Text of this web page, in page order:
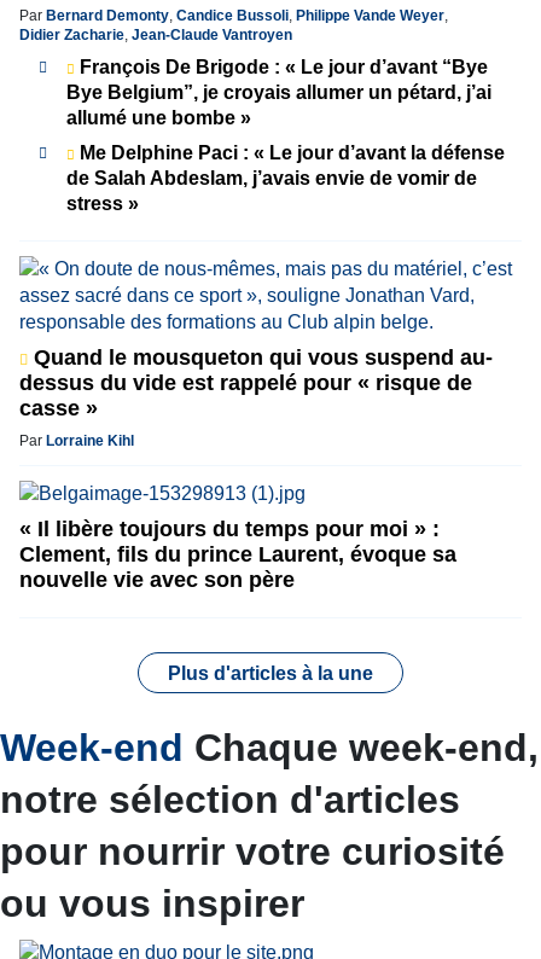
Par Bernard Demonty, Candice Bussoli, Philippe Vande Weyer,
Didier Zacharie, Jean-Claude Vantroyen
François De Brigode : « Le jour d’avant “Bye
Bye Belgium”, je croyais allumer un pétard, j’ai
allumé une bombe »
Me Delphine Paci : « Le jour d’avant la défense
de Salah Abdeslam, j’avais envie de vomir de
stress »
Quand le mousqueton qui vous suspend au-
dessus du vide est rappelé pour « risque de
casse »
Par Lorraine Kihl
« Il libère toujours du temps pour moi » :
Clement, fils du prince Laurent, évoque sa
nouvelle vie avec son père
Plus d'articles à la une
Week-end Chaque week-end,
notre sélection d'articles
pour nourrir votre curiosité
ou vous inspirer